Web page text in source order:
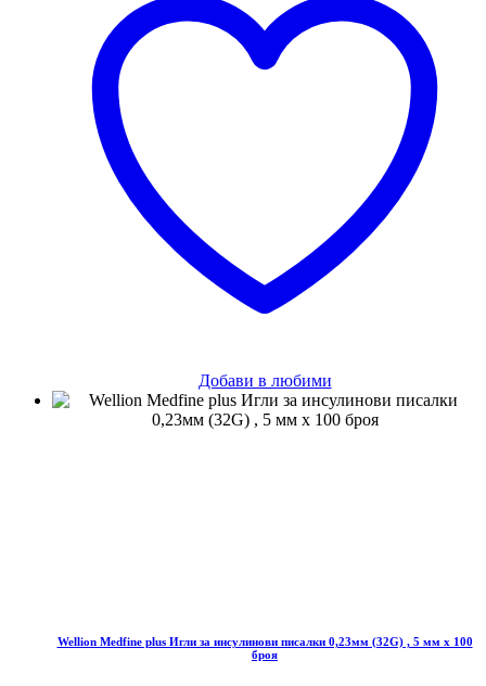
Добави в любими
Wellion Medfine plus Игли за инсулинови писалки 0,23мм (32G) , 5 мм x 100
броя